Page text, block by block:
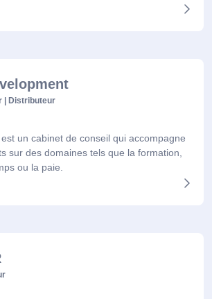
| Distributeur
un cabinet de conseil qui accompagne
sur des domaines tels que la formation,
ou la paie.